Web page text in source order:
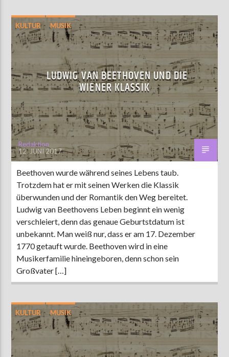
KULTUR MUSIK
LUDWIG VAN BEETHOVEN UND DIE
WIENER KLASSIK
Redaktion
12. JUNI 2017
Beethoven wurde während seines Lebens taub.
Trotzdem hat er mit seinen Werken die Klassik
überwunden und der Romantik den Weg bereitet.
Ludwig van Beethovens Leben beginnt ein wenig
verschleiert, denn das genaue Geburtstdatum ist
unbekannt. Man weiß nur, dass er am 17. Dezember
1770 getauft wurde. Beethoven wird in eine
Musikerfamilie hineingeboren, denn schon sein
Großvater […]
KULTUR MUSIK